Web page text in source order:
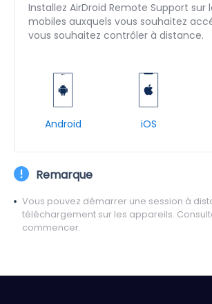
Installez AirDroid Remote Support sur
mobiles auxquels vous souhaitez
vous souhaitez contrôler à distance.
Android iOS
Remarque
Vous pouvez démarrer une session à
téléchargement sur les appareils.
commencer.